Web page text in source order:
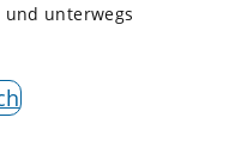
und unterwegs